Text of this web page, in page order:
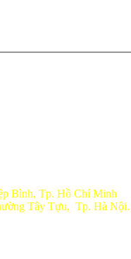
Bình, Tp. Hồ Chí Minh
Tây Tựu, Tp. Hà Nội.